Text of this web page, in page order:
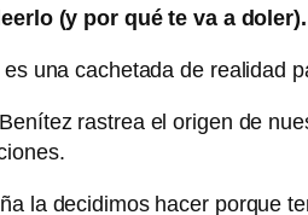
(y por qué te va a doler).
una cachetada de realidad
rastrea el origen de
la decidimos hacer porque